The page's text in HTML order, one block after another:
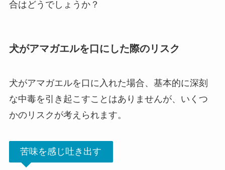
合はどうでしょうか？
犬がアマガエルを口にした際のリスク
犬がアマガエルを口に入れた場合、基本的に深刻
な中毒を引き起こすことはありませんが、いくつ
かのリスクが考えられます。
苦味を感じ吐き出す